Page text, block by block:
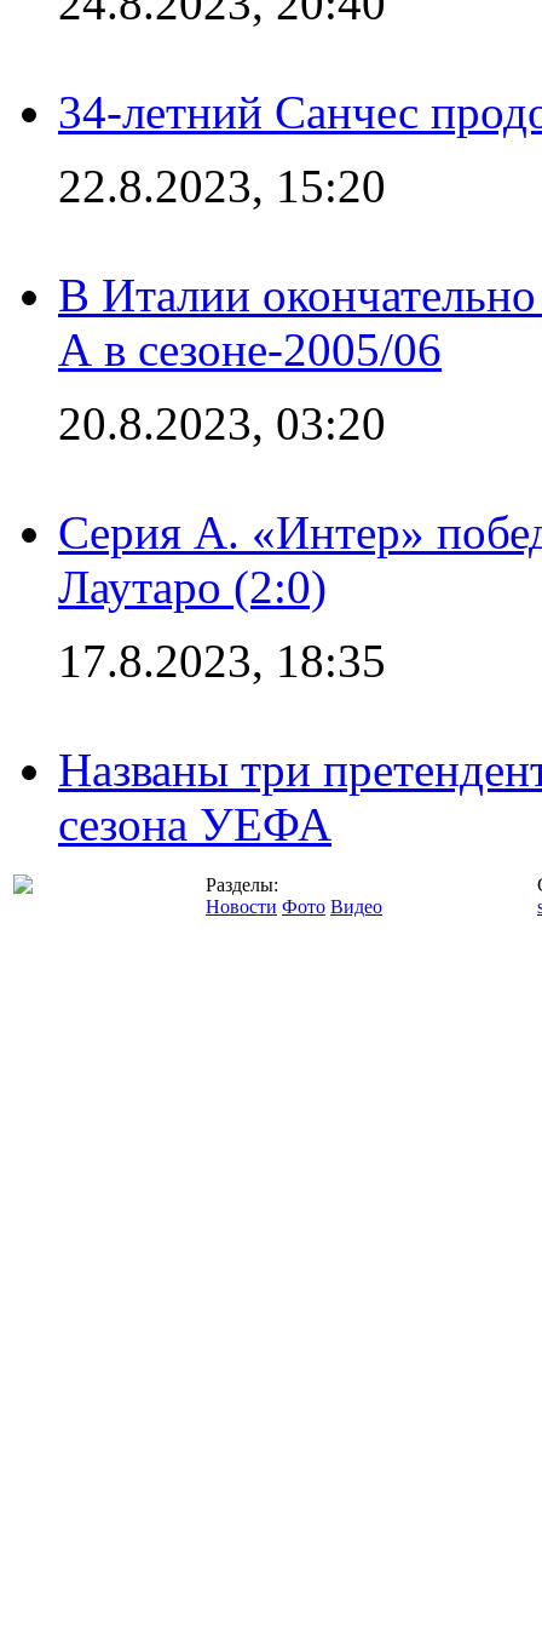
34-летний Санчес
22.8.2023, 15:20
В Италии
А в сезоне-2005/06
20.8.2023, 03:20
Серия А. «Интер»
Лаутаро (2:0)
17.8.2023, 18:35
Названы три
сезона УЕФА
Разделы:
Новости Фото Видео